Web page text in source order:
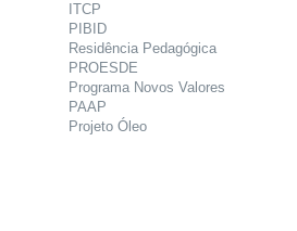
ITCP
PIBID
Residência Pedagógica
PROESDE
Programa Novos Valores
PAAP
Projeto Óleo